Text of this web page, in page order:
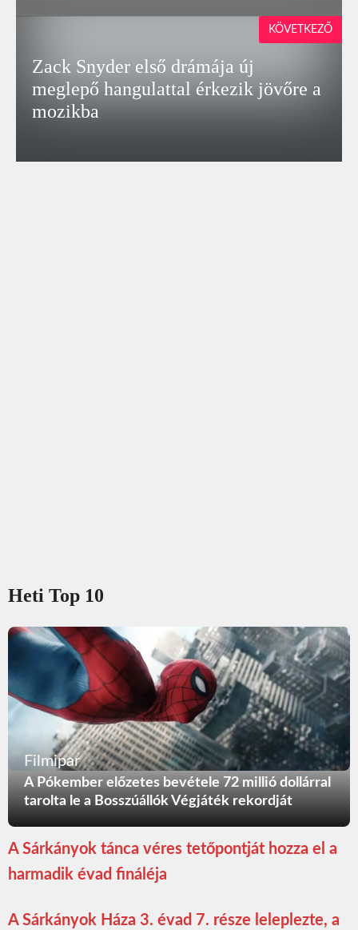
Zack Snyder első drámája új
meglepő hangulattal érkezik jövőre a
mozikba
KÖVETKEZŐ
Heti Top 10
Filmipar
A Pókember előzetes bevétele 72 millió dollárral
tarolta le a Bosszúállók Végjáték rekordját
A Sárkányok tánca véres tetőpontját hozza el a
harmadik évad fináléja
A Sárkányok Háza 3. évad 7. része leleplezte, a